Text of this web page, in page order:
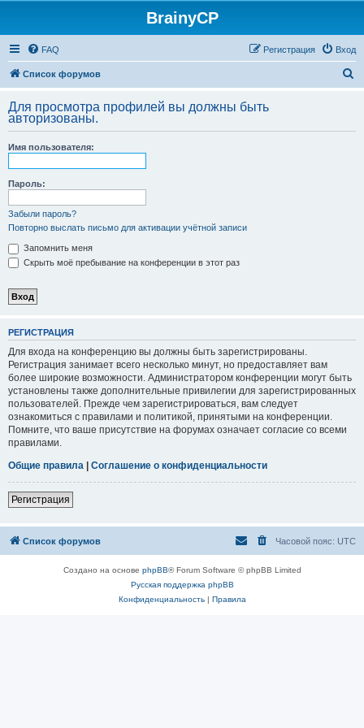
BrainyCP
FAQ Вход
Регистрация
Список форумов
с
Для просмотра профилей вы должны быть
авторизованы.
Имя пользователя:
Пароль:
Забыли пароль?
Повторно выслать письмо для активации учётной записи
Запомнить меня
Скрыть моё пребывание на конференции в этот раз
РЕГИСТРАЦИЯ
Для входа на конференцию вы должны быть зарегистрированы.
Регистрация занимает всего несколько минут, но предоставляет вам
более широкие возможности. Администратором конференции могут быть
установлены также дополнительные привилегии для зарегистрированных
пользователей. Прежде чем зарегистрироваться, вам следует
ознакомиться с правилами и политикой, принятыми на конференции.
Помните, что ваше присутствие на форумах означает согласие со всеми
правилами.
Общие правила | Соглашение о конфиденциальности
Регистрация
Список форумов Часовой пояс: UTC
Создано на основе phpBB® Forum Software © phpBB Limited
Русская поддержка phpBB
Конфиденциальность| Правила